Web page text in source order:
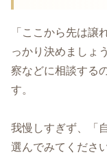
「ここから先は譲
っかり決めましょ
察などに相談する
す。
我慢しすぎず、「
選んでみてください